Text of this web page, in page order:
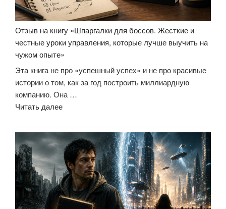
Отзыв на книгу «Шпаргалки для боссов. Жесткие и
честные уроки управления, которые лучше выучить на
чужом опыте»
Эта книга не про «успешный успех» и не про красивые
истории о том, как за год построить миллиардную
компанию. Она …
Читать далее«Отзыв
книгу
«Шпаргалки
для
боссов.
Жесткие
и
честные